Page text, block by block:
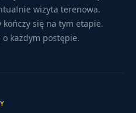
wizyta terenowa.
kończy się na tym etapie.
każdym postępie.